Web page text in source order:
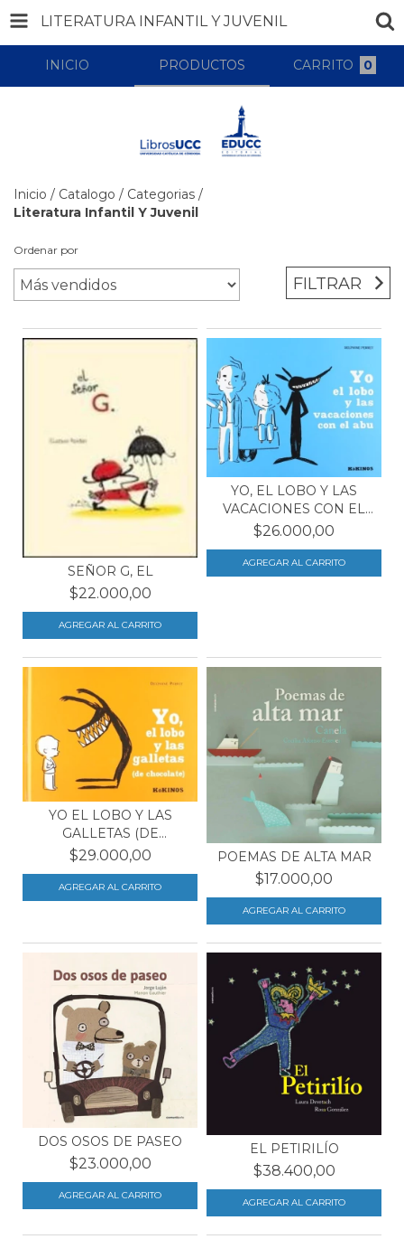
LITERATURA INFANTIL Y JUVENIL
INICIO PRODUCTOS CARRITO 0
Inicio / Catalogo / Categorias /
Literatura Infantil Y Juvenil
Ordenar por
FILTRAR
SEÑOR G, EL
$22.000,00
YO, EL LOBO Y LAS
VACACIONES CON EL
ABU
$26.000,00
YO EL LOBO Y LAS
GALLETAS (DE
CHOCOLATE)
$29.000,00 POEMAS DE ALTA MAR
$17.000,00
DOS OSOS DE PASEO
$23.000,00
EL PETIRILÍO
$38.400,00